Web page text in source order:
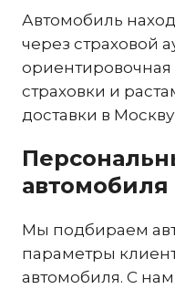
Автомобиль
через страховой
ориентировочная
страховки и
доставки в
автомобиля
Мы подбираем
параметры
автомобиля. С